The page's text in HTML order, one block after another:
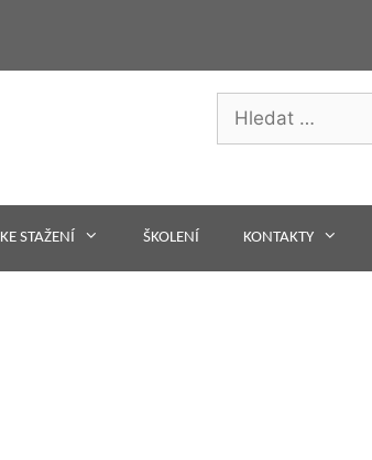
KE STAŽENÍ ŠKOLENÍ KONTAKTY